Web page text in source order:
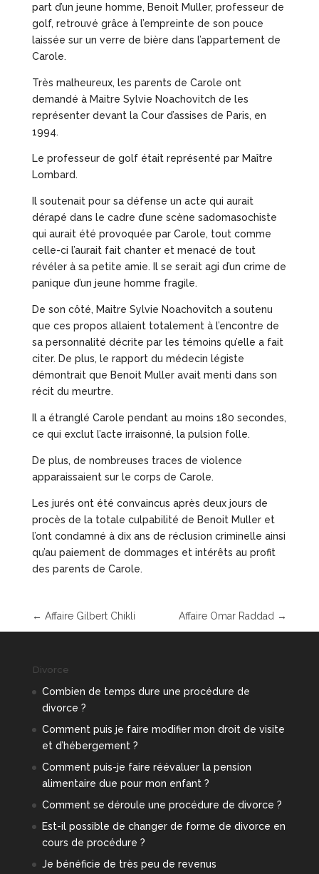
part d’un jeune homme, Benoit Muller, professeur de
golf, retrouvé grâce à l’empreinte de son pouce
laissée sur un verre de bière dans l’appartement de
Carole.
Très malheureux, les parents de Carole ont
demandé à Maitre Sylvie Noachovitch de les
représenter devant la Cour d’assises de Paris, en
1994.
Le professeur de golf était représenté par Maître
Lombard.
Il soutenait pour sa défense un acte qui aurait
dérapé dans le cadre d’une scène sadomasochiste
qui aurait été provoquée par Carole, tout comme
celle-ci l’aurait fait chanter et menacé de tout
révéler à sa petite amie. Il se serait agi d’un crime de
panique d’un jeune homme fragile.
De son côté, Maitre Sylvie Noachovitch a soutenu
que ces propos allaient totalement à l’encontre de
sa personnalité décrite par les témoins qu’elle a fait
citer. De plus, le rapport du médecin légiste
démontrait que Benoit Muller avait menti dans son
récit du meurtre.
Il a étranglé Carole pendant au moins 180 secondes,
ce qui exclut l’acte irraisonné, la pulsion folle.
De plus, de nombreuses traces de violence
apparaissaient sur le corps de Carole.
Les jurés ont été convaincus après deux jours de
procès de la totale culpabilité de Benoit Muller et
l’ont condamné à dix ans de réclusion criminelle ainsi
qu’au paiement de dommages et intérêts au profit
des parents de Carole.
← Affaire Gilbert Chikli Affaire Omar Raddad →
Divorce
Combien de temps dure une procédure de
divorce ?
Comment puis je faire modifier mon droit de visite
et d’hébergement ?
Comment puis-je faire réévaluer la pension
alimentaire due pour mon enfant ?
Comment se déroule une procédure de divorce ?
Est-il possible de changer de forme de divorce en
cours de procédure ?
Je bénéficie de très peu de revenus